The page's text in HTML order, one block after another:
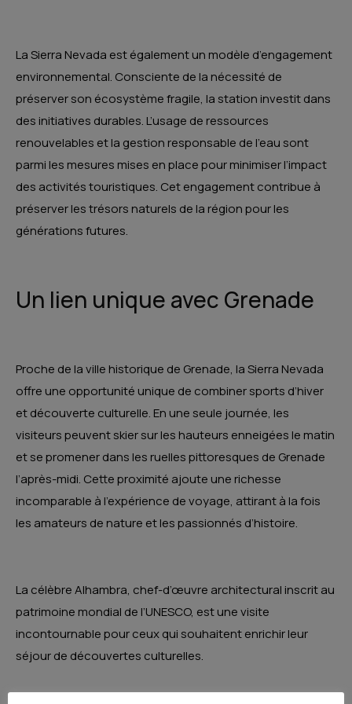
La Sierra Nevada est également un modèle d’engagement
environnemental. Consciente de la nécessité de
préserver son écosystème fragile, la station investit dans
des initiatives durables. L’usage de ressources
renouvelables et la gestion responsable de l’eau sont
parmi les mesures mises en place pour minimiser l’impact
des activités touristiques. Cet engagement contribue à
préserver les trésors naturels de la région pour les
générations futures.
Un lien unique avec Grenade
Proche de la ville historique de Grenade, la Sierra Nevada
offre une opportunité unique de combiner sports d’hiver
et découverte culturelle. En une seule journée, les
visiteurs peuvent skier sur les hauteurs enneigées le matin
et se promener dans les ruelles pittoresques de Grenade
l’après-midi. Cette proximité ajoute une richesse
incomparable à l’expérience de voyage, attirant à la fois
les amateurs de nature et les passionnés d’histoire.
La célèbre Alhambra, chef-d’œuvre architectural inscrit au
patrimoine mondial de l’UNESCO, est une visite
incontournable pour ceux qui souhaitent enrichir leur
séjour de découvertes culturelles.